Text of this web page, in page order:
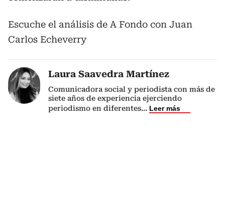
Escuche el análisis de A Fondo con Juan
Carlos Echeverry
Laura Saavedra Martínez
Comunicadora social y periodista con más de
siete años de experiencia ejerciendo
periodismo en diferentes... Leer más